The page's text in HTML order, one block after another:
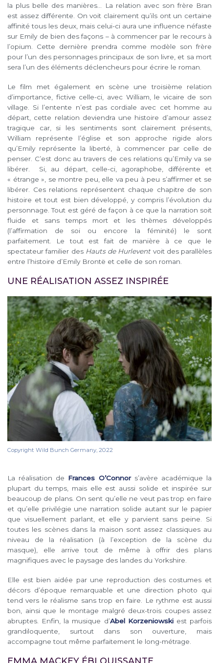
la plus belle des manières… La relation avec son frère Bran
est assez différente. On voit clairement qu’ils ont un certaine
affinité tous les deux, mais celui-ci aura une influence néfaste
sur Emily de bien des façons – à commencer par le recours à
l’opium. Cette dernière prendra comme modèle son frère
pour l’un des personnages principaux de son livre, et sa mort
sera l’un des éléments déclencheurs pour écrire le roman.
Le film met également en scène une troisième relation
d’importance, fictive celle-ci, avec William, le vicaire de son
village. Si l’entente n’est pas cordiale avec cet homme au
départ, cette relation deviendra une histoire d’amour assez
tragique car, si les sentiments sont clairement présents,
William représente l’église et son approche rigide alors
qu’Emily représente la liberté, à commencer par celle de
penser. C’est donc au travers de ces relations qu’Emily va se
libérer. Si, au départ, celle-ci, agoraphobe, différente et
« étrange », se montre peu, elle va peu à peu s’affirmer et se
libérer. Ces relations représentent chaque chapitre de son
histoire et tout est bien développé, y compris l’évolution du
personnage. Tout est géré de façon à ce que la narration soit
fluide et sans temps mort et les thèmes développés
(l’affirmation de soi ou encore la féminité) le sont
parfaitement. Le tout est fait de manière à ce que le
spectateur familier des Hauts de Hurleventvoit des parallèles
entre l’histoire d’Emily Brontë et celle de son roman.
UNE RÉALISATION ASSEZ INSPIRÉE
Copyright Wild Bunch Germany, 2022
La réalisation de Frances O’Connors’avère académique la
plupart du temps, mais elle est aussi solide et inspirée sur
beaucoup de plans. On sent qu’elle ne veut pas trop en faire
et qu’elle privilégie une narration solide autant sur le papier
que visuellement parlant, et elle y parvient sans peine. Si
toutes les scènes dans la maison sont assez classiques au
niveau de la réalisation (à l’exception de la scène du
masque), elle arrive tout de même à offrir des plans
magnifiques avec le paysage des landes du Yorkshire.
Elle est bien aidée par une reproduction des costumes et
décors d’époque remarquable et une direction photo qui
tend vers le réalisme sans trop en faire. Le rythme est aussi
bon, ainsi que le montage malgré deux-trois coupes assez
abruptes. Enfin, la musique d’Abel Korzeniowskiest parfois
grandiloquente, surtout dans son ouverture, mais
accompagne tout même parfaitement le long-métrage.